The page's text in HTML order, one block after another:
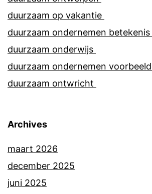
duurzaam op vakantie
duurzaam ondernemen betekenis
duurzaam onderwijs
duurzaam ondernemen
duurzaam ontwricht
Archives
maart 2026
december 2025
juni 2025